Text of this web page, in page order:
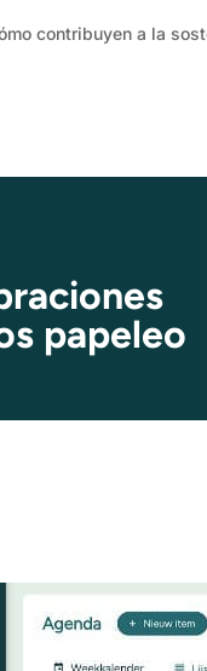
contribuyen a la
papeleo